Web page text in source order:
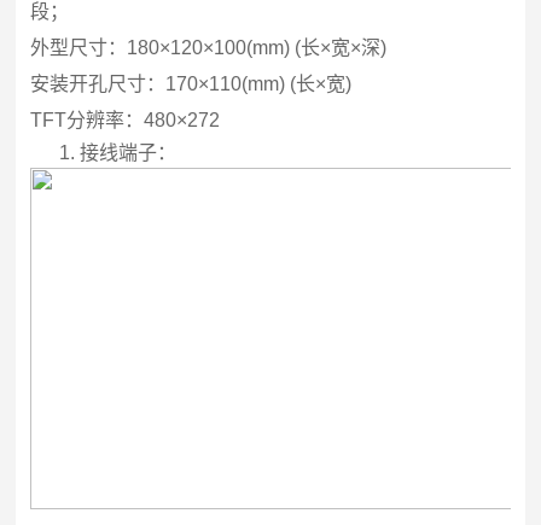
段；
外型尺寸：180×120×100(mm) (长×宽×深)
安装开孔尺寸：170×110(mm) (长×宽)
TFT分辨率：480×272
1.接线端子：